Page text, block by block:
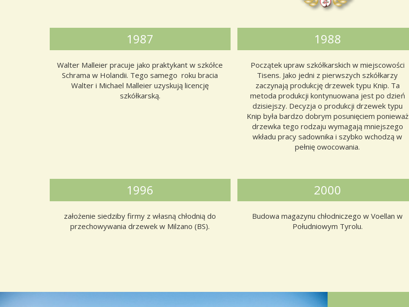
1987
Walter Malleier pracuje jako praktykant w szkółce
Schrama w Holandii. Tego samego roku bracia
Walter i Michael Malleier uzyskują licencję
szkółkarską.
1988
Początek upraw szkółkarskich w miejscowości
Tisens. Jako jedni z pierwszych szkółkarzy
zaczynają produkcję drzewek typu Knip. Ta
metoda produkcji kontynuowana jest po dzień
dzisiejszy. Decyzja o produkcji drzewek typu
Knip była bardzo dobrym posunięciem ponieważ
drzewka tego rodzaju wymagają mniejszego
wkładu pracy sadownika i szybko wchodzą w
pełnię owocowania.
1996
założenie siedziby firmy z własną chłodnią do
przechowywania drzewek w Milzano (BS).
2000
Budowa magazynu chłodniczego w Voellan w
Południowym Tyrolu.